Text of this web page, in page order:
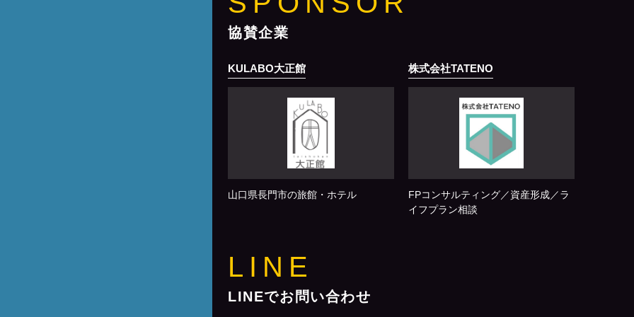
協賛企業
KULABO大正館
山口県長門市の旅館・ホテル
株式会社TATENO
FPコンサルティング／資産形成／ラ
イフプラン相談
LINE
LINEでお問い合わせ